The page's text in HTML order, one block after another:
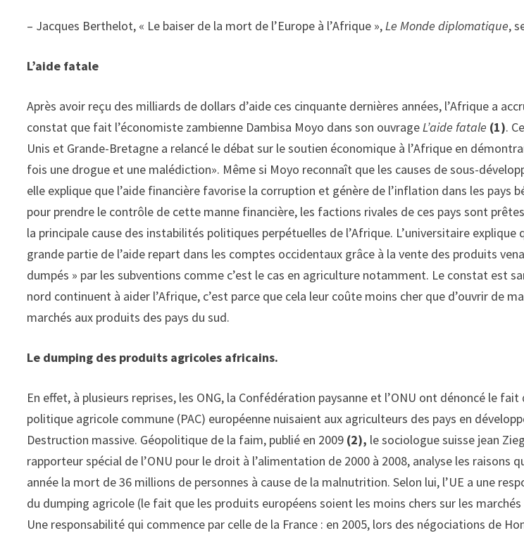
– Jacques Berthelot, « Le baiser de la mort de l’Europe à l’Afrique »,Le Monde diplomatique,
L’aide fatale
Après avoir reçu des milliards de dollars d’aide ces cinquante dernières années, l’Afrique a
constat que fait l’économiste zambienne Dambisa Moyo dans son ouvrageL’aide fatale (1).
Unis et Grande-Bretagne a relancé le débat sur le soutien économique à l’Afrique en
fois une drogue et une malédiction». Même si Moyo reconnaît que les causes de sous-
elle explique que l’aide financière favorise la corruption et génère de l’inflation dans les pays
pour prendre le contrôle de cette manne financière, les factions rivales de ces pays sont
la principale cause des instabilités politiques perpétuelles de l’Afrique. L’universitaire
grande partie de l’aide repart dans les comptes occidentaux grâce à la vente des produits
dumpés » par les subventions comme c’est le cas en agriculture notamment. Le constat est
nord continuent à aider l’Afrique, c’est parce que cela leur coûte moins cher que d’ouvrir de
marchés aux produits des pays du sud.
Le dumping des produits agricoles africains.
En effet, à plusieurs reprises, les ONG, la Confédération paysanne et l’ONU ont dénoncé le
politique agricole commune (PAC) européenne nuisaient aux agriculteurs des pays en
Destruction massive. Géopolitique de la faim, publié en 2009 (2), le sociologue suisse jean
rapporteur spécial de l’ONU pour le droit à l’alimentation de 2000 à 2008, analyse les raisons
année la mort de 36 millions de personnes à cause de la malnutrition. Selon lui, l’UE a une
du dumping agricole (le fait que les produits européens soient les moins chers sur les
Une responsabilité qui commence par celle de la France : en 2005, lors des négociations de